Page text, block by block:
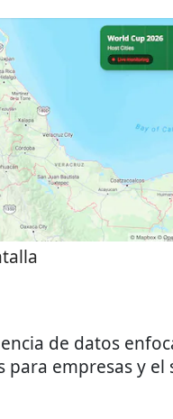
de datos
empresas y el